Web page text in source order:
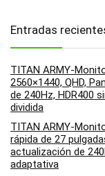
Entradas
TITAN ARMY-
2560×1440, QHD,
de 240Hz, HDR400
dividida
TITAN ARMY-
rápida de 27
actualización de
adaptativa